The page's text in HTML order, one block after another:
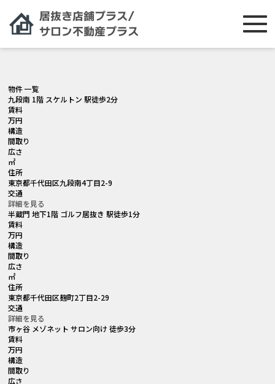
物件 一覧
九段南 1階 スケルトン 駅徒歩2分
賃料
万円
構造
間取り
広さ
㎡
住所
東京都千代田区九段南4丁目2-9
交通
詳細を見る
半蔵門 地下1階 ゴルフ居抜き 駅徒歩1分
賃料
万円
構造
間取り
広さ
㎡
住所
東京都千代田区麹町2丁目2-29
交通
詳細を見る
市ヶ谷 メゾネット サロン向け 徒歩3分
賃料
万円
構造
間取り
広さ